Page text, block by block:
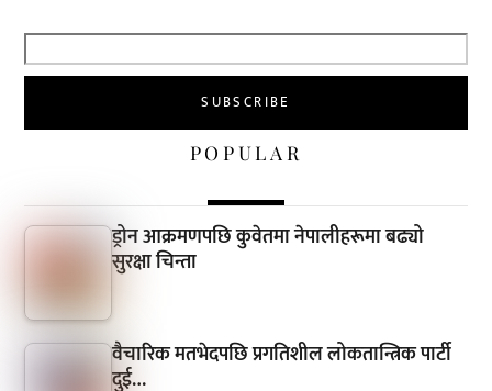
POPULAR
ड्रोन आक्रमणपछि कुवेतमा नेपालीहरूमा बढ्यो
सुरक्षा चिन्ता
वैचारिक मतभेदपछि प्रगतिशील लोकतान्त्रिक पार्टी
दुई…